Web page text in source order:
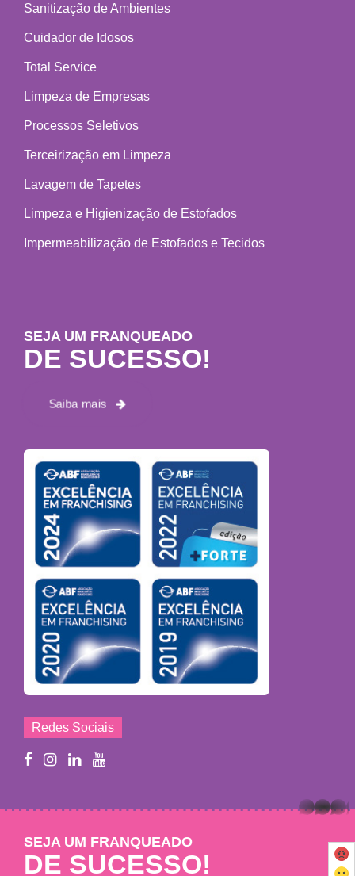
Sanitização de Ambientes
Cuidador de Idosos
Total Service
Limpeza de Empresas
Processos Seletivos
Terceirização em Limpeza
Lavagem de Tapetes
Limpeza e Higienização de Estofados
Impermeabilização de Estofados e Tecidos
SEJA UM FRANQUEADO
DE SUCESSO!
Saiba mais
Redes Sociais
SEJA UM FRANQUEADO
DE SUCESSO!
whatsapp